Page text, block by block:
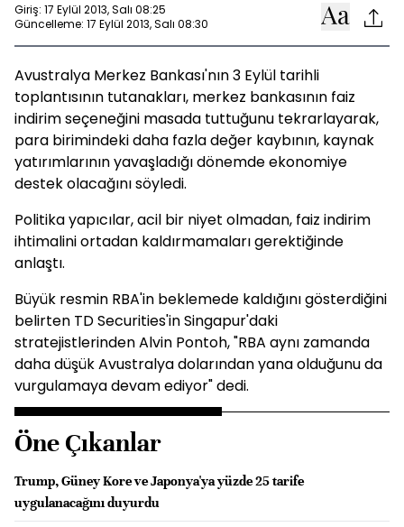
Giriş: 17 Eylül 2013, Salı 08:25
Güncelleme: 17 Eylül 2013, Salı 08:30
Avustralya Merkez Bankası'nın 3 Eylül tarihli
toplantısının tutanakları, merkez bankasının faiz
indirim seçeneğini masada tuttuğunu tekrarlayarak,
para birimindeki daha fazla değer kaybının, kaynak
yatırımlarının yavaşladığı dönemde ekonomiye
destek olacağını söyledi.
Politika yapıcılar, acil bir niyet olmadan, faiz indirim
ihtimalini ortadan kaldırmamaları gerektiğinde
anlaştı.
Büyük resmin RBA'in beklemede kaldığını gösterdiğini
belirten TD Securities'in Singapur'daki
stratejistlerinden Alvin Pontoh, "RBA aynı zamanda
daha düşük Avustralya dolarından yana olduğunu da
vurgulamaya devam ediyor" dedi.
Öne Çıkanlar
Trump, Güney Kore ve Japonya'ya yüzde 25 tarife
uygulanacağını duyurdu